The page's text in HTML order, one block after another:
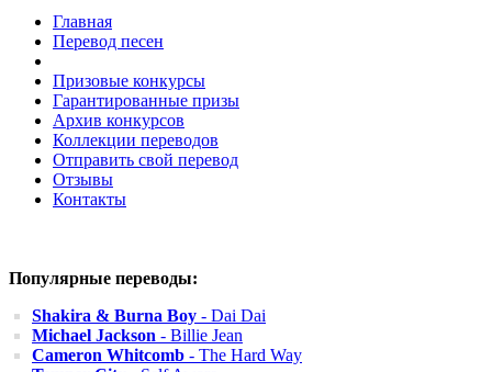
Главная
Перевод песен
Призовые конкурсы
Гарантированные призы
Архив конкурсов
Коллекции переводов
Отправить свой перевод
Отзывы
Контакты
Популярные переводы:
Shakira & Burna Boy - Dai Dai
Michael Jackson - Billie Jean
Cameron Whitcomb - The Hard Way